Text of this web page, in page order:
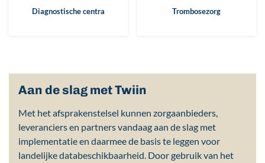
Diagnostische centra Trombosezorg
Aan de slag met Twiin
Met het afsprakenstelsel kunnen zorgaanbieders,
leveranciers en partners vandaag aan de slag met
implementatie en daarmee de basis te leggen voor
landelijke databeschikbaarheid. Door gebruik van het